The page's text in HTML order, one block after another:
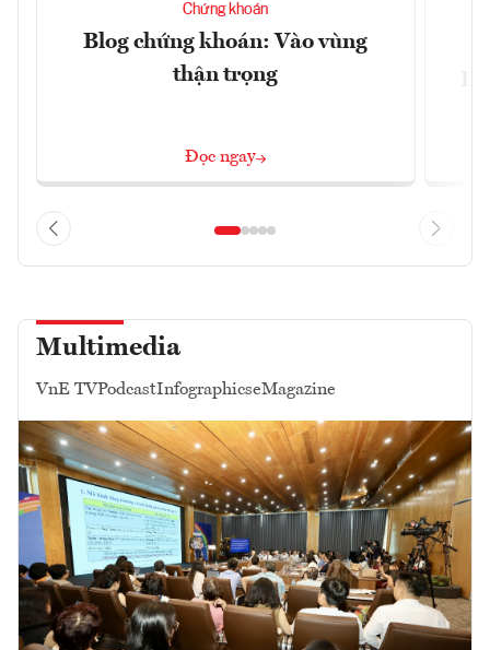
Chứng khoán
Blog chứng khoán: Vào vùng
thận trọng
Đọc ngay
Multimedia
VnE TVPodcastInfographicseMagazine